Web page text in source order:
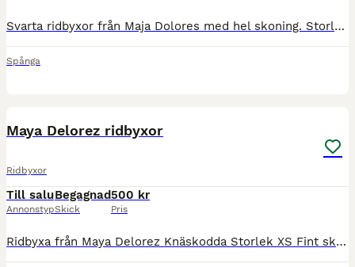
Svarta ridbyxor från Maja Dolores med hel skoning. Storlek 2XS.
Spånga
Maya Delorez ridbyxor
Ridbyxor
Till salu
Annonstyp
Begagnad
Skick
500 kr
Pris
Ridbyxa från Maya Delorez Knäskodda Storlek XS Fint skick!! 500kr eventuell frakt 📦